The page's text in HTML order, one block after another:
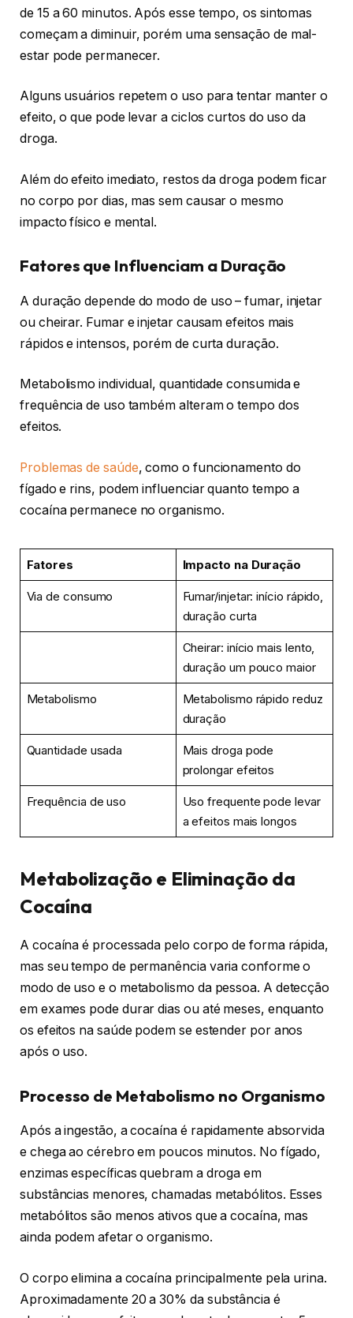
de 15 a 60 minutos. Após esse tempo, os sintomas
começam a diminuir, porém uma sensação de mal-
estar pode permanecer.
Alguns usuários repetem o uso para tentar manter o
efeito, o que pode levar a ciclos curtos do uso da
droga.
Além do efeito imediato, restos da droga podem ficar
no corpo por dias, mas sem causar o mesmo
impacto físico e mental.
Fatores que Influenciam a Duração
A duração depende do modo de uso – fumar, injetar
ou cheirar. Fumar e injetar causam efeitos mais
rápidos e intensos, porém de curta duração.
Metabolismo individual, quantidade consumida e
frequência de uso também alteram o tempo dos
efeitos.
Problemas de saúde, como o funcionamento do
fígado e rins, podem influenciar quanto tempo a
cocaína permanece no organismo.
Fatores Impacto na Duração
Via de consumo
Fumar/injetar: início rápido,
duração curta
Cheirar: início mais lento,
duração um pouco maior
Metabolismo
Metabolismo rápido reduz
duração
Quantidade usada
Mais droga pode
prolongar efeitos
Frequência de uso
Uso frequente pode levar
a efeitos mais longos
Metabolização e Eliminação da
Cocaína
A cocaína é processada pelo corpo de forma rápida,
mas seu tempo de permanência varia conforme o
modo de uso e o metabolismo da pessoa. A detecção
em exames pode durar dias ou até meses, enquanto
os efeitos na saúde podem se estender por anos
após o uso.
Processo de Metabolismo no Organismo
Após a ingestão, a cocaína é rapidamente absorvida
e chega ao cérebro em poucos minutos. No fígado,
enzimas específicas quebram a droga em
substâncias menores, chamadas metabólitos. Esses
metabólitos são menos ativos que a cocaína, mas
ainda podem afetar o organismo.
O corpo elimina a cocaína principalmente pela urina.
Aproximadamente 20 a 30% da substância é